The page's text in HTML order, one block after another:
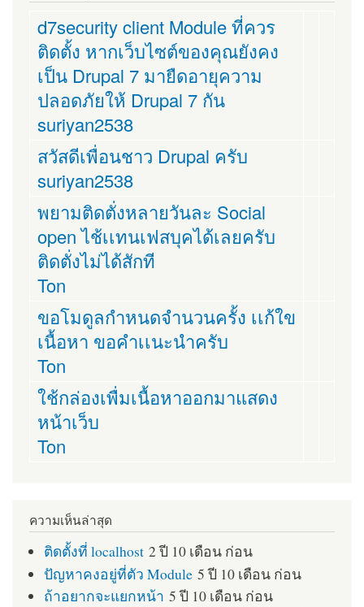
d7security client Module ที่ควร
ติดตั้ง หากเว็บไซต์ของคุณยังคง
เป็น Drupal 7 มายืดอายุความ
ปลอดภัยให้ Drupal 7 กัน
suriyan2538
สวัสดีเพื่อนชาว Drupal ครับ
suriyan2538
พยามติดตั่งหลายวันละ Social
open ไช้เเทนเฟสบุคได้เลยครับ
ติดตั่งไม่ได้สักที
Ton
ขอโมดูลกำหนดจำนวนครั้ง เเก้ใข
เนื้อหา ขอคำเเนะนำครับ
Ton
ใช้กล่องเพื่มเนื้อหาออกมาแสดง
หน้าเว็บ
Ton
ความเห็นล่าสุด
ติดตั้งที่ localhost 2 ปี 10 เดือน ก่อน
ปัญหาคงอยู่ที่ตัว Module 5 ปี 10 เดือน ก่อน
ถ้าอยากจะแยกหน้า 5 ปี 10 เดือน ก่อน